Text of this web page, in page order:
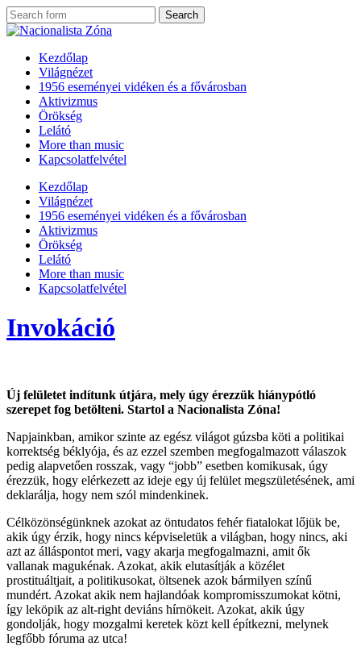
Kezdőlap
Világnézet
1956 eseményei vidéken és a fővárosban
Aktivizmus
Örökség
Lelátó
More than music
Kapcsolatfelvétel
Kezdőlap
Világnézet
1956 eseményei vidéken és a fővárosban
Aktivizmus
Örökség
Lelátó
More than music
Kapcsolatfelvétel
Invokáció
Új felületet indítunk útjára, mely úgy érezzük hiánypótló
szerepet fog betölteni. Startol a Nacionalista Zóna!
Napjainkban, amikor szinte az egész világot gúzsba köti a politikai
korrektség béklyója, és az ezzel szemben megfogalmazott válaszok
pedig alapvetően rosszak, vagy “jobb” esetben komikusak, úgy
érezzük, hogy elérkezett az ideje egy új felület megszületésének, ami
deklarálja, hogy nem szól mindenkinek.
Célközönségünknek azokat az öntudatos fehér fiatalokat lőjük be,
akik úgy érzik, hogy nincs képviseletük a világban, hogy nincs, aki
azt az álláspontot meri, vagy akarja megfogalmazni, amit ők
vallanak magukénak. Azokat, akik elutasítják a közélet
prostituáltjait, a politikusokat, öltsenek azok bármilyen színű
mundért. Azokat akik nem hajlandóak kompromisszumokat kötni,
így leköpik az alt-right deviáns hírnökeit. Azokat, akik úgy
gondolják, hogy mozgalmi keretek közt kell építkezni, melynek
legfőbb fóruma az utca!